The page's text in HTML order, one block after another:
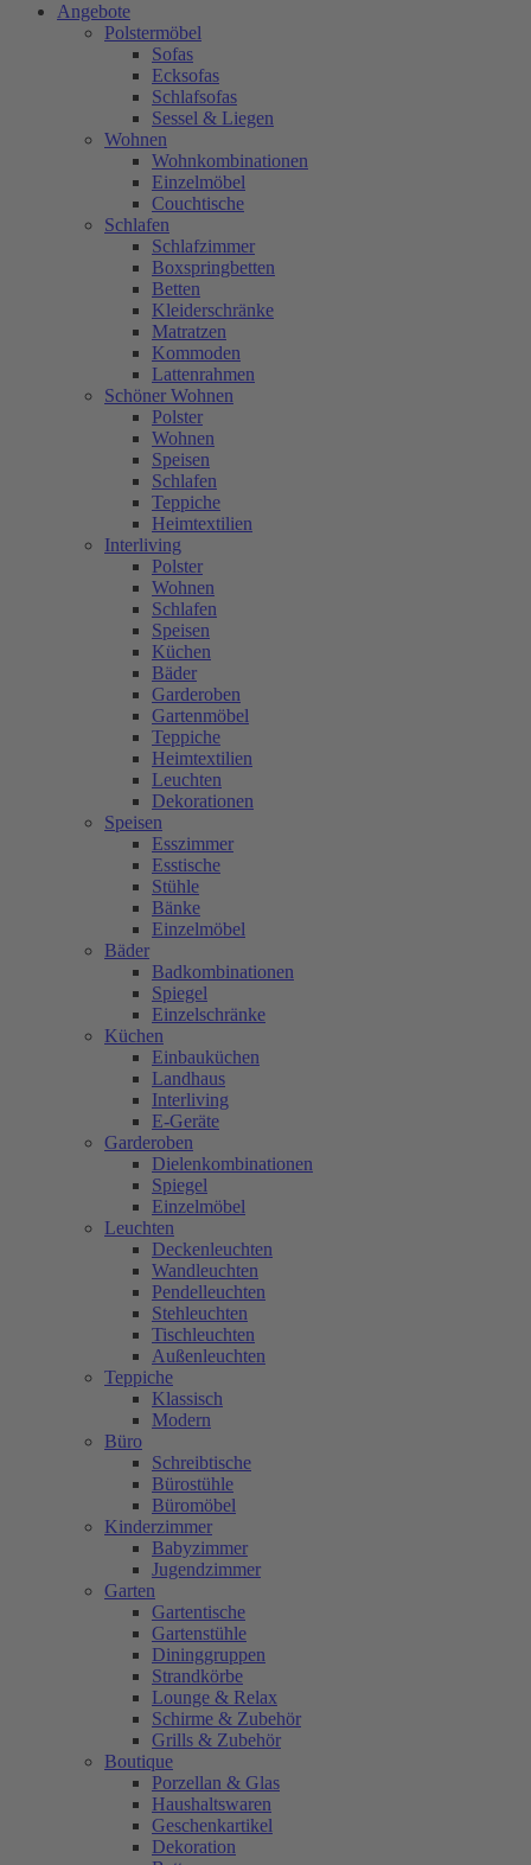
Angebote
Polstermöbel
Sofas
Ecksofas
Schlafsofas
Sessel & Liegen
Wohnen
Wohnkombinationen
Einzelmöbel
Couchtische
Schlafen
Schlafzimmer
Boxspringbetten
Betten
Kleiderschränke
Matratzen
Kommoden
Lattenrahmen
Schöner Wohnen
Polster
Wohnen
Speisen
Schlafen
Teppiche
Heimtextilien
Interliving
Polster
Wohnen
Schlafen
Speisen
Küchen
Bäder
Garderoben
Gartenmöbel
Teppiche
Heimtextilien
Leuchten
Dekorationen
Speisen
Esszimmer
Esstische
Stühle
Bänke
Einzelmöbel
Bäder
Badkombinationen
Spiegel
Einzelschränke
Küchen
Einbauküchen
Landhaus
Interliving
E-Geräte
Garderoben
Dielenkombinationen
Spiegel
Einzelmöbel
Leuchten
Deckenleuchten
Wandleuchten
Pendelleuchten
Stehleuchten
Tischleuchten
Außenleuchten
Teppiche
Klassisch
Modern
Büro
Schreibtische
Bürostühle
Büromöbel
Kinderzimmer
Babyzimmer
Jugendzimmer
Garten
Gartentische
Gartenstühle
Dininggruppen
Strandkörbe
Lounge & Relax
Schirme & Zubehör
Grills & Zubehör
Boutique
Porzellan & Glas
Haushaltswaren
Geschenkartikel
Dekoration